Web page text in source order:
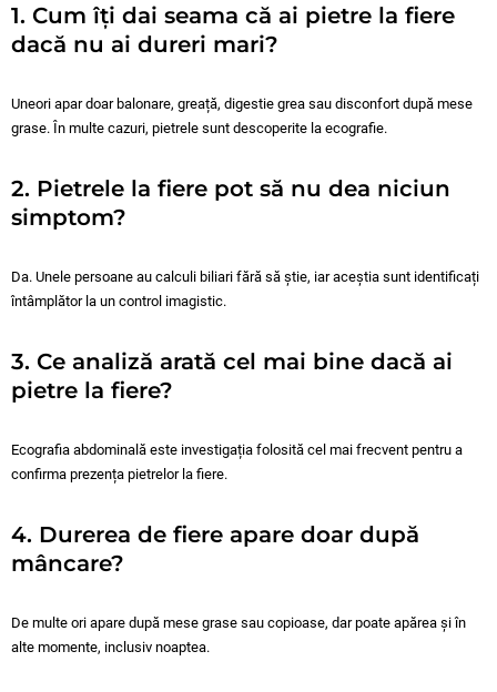
1. Cum îți dai seama că ai pietre la fiere
dacă nu ai dureri mari?
Uneori apar doar balonare, greață, digestie grea sau disconfort după mese
grase. În multe cazuri, pietrele sunt descoperite la ecografie.
2. Pietrele la fiere pot să nu dea niciun
simptom?
Da. Unele persoane au calculi biliari fără să știe, iar aceștia sunt identificați
întâmplător la un control imagistic.
3. Ce analiză arată cel mai bine dacă ai
pietre la fiere?
Ecografia abdominală este investigația folosită cel mai frecvent pentru a
confirma prezența pietrelor la fiere.
4. Durerea de fiere apare doar după
mâncare?
De multe ori apare după mese grase sau copioase, dar poate apărea și în
alte momente, inclusiv noaptea.